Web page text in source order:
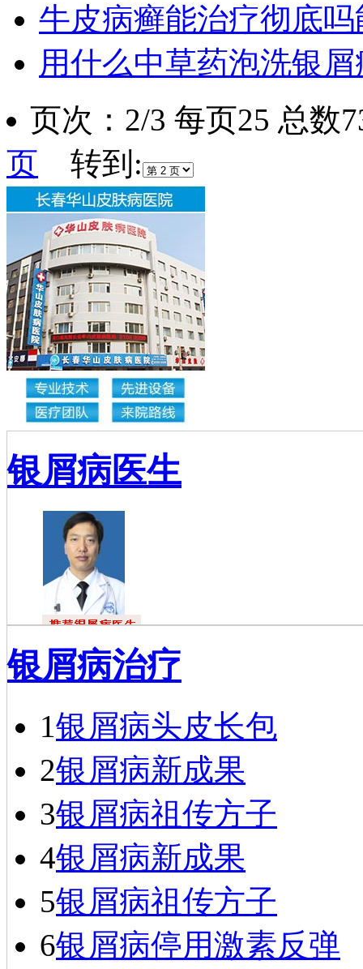
牛皮病癣能治疗彻底
用什么中草药泡洗银屑
页次：2/3 每页25 总
页 转到:
银屑病医生
杜福龙
杜福龙，主任
医师，银屑病资深
毕业于…
[详细]
银屑病治疗
1银屑病头皮长包
2银屑病新成果
3银屑病祖传方子
4银屑病新成果
5银屑病祖传方子
6银屑病停用激素反弹